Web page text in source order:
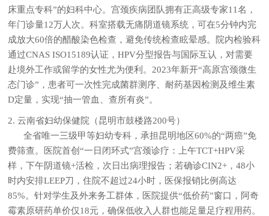
床重点专科”的妇科中心。宫颈疾病团队拥有正高级专家11名，
年门诊量12万人次。科室搭载无痛阴道镜系统，可在5分钟内完
成放大60倍的醋酸染色检查，避免传统检查眩晕感。院内检验科
通过CNAS ISO15189认证，HPV分型报告与国际互认，对需要
赴境外工作或留学的女性尤为便利。2023年新开“高原宫颈微生
态门诊”，患者可一次性完成菌群测序、耐药基因检测及维生素
D定量，实现“抽一管血、查所有炎”。
2. 云南省妇幼保健院（昆明市鼓楼路200号）
全省唯一三级甲等妇幼专科，承担昆明地区60%的“两癌”免
费筛查。医院首创“一日闭环式”宫颈诊疗：上午TCT+HPV采
样，下午阴道镜+活检，次日出病理报告；若确诊CIN2+，48小
时内安排LEEP刀，住院不超过24小时，医保报销比例高达
85%。针对学生及外来务工群体，医院提供“低价药”窗口，阿奇
霉素原研药单价仅18元，确保低收入人群也能足量足疗程用药。